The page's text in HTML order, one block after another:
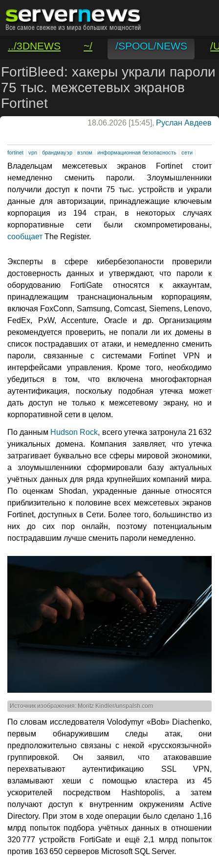
../3DNEWS ~/ /SPOOL/NEWS
/
/VAR/CONTACT
FortiBleed: хакеры украли пароли
75 тыс. межсетевых экранов
Fortinet
18.06.2026 [15:45], Руслан Авдеев
fortinet vpn брандмауэр взлом информационная безопасность сети
Владельцам межсетевых экранов Fortinet стоит
немедленно сменить пароли. Злоумышленники
получили доступ к почти 75 тыс. устройств и украли
данные для авторизации, принадлежащие ключевым
корпорация из 194 стран, в некоторых случаях
корпоративные сети были скомпрометированы,
сообщает The Register.
Эксперты в сфере кибербезопаности проверили
достоверность данных и утверждают, что пароли к
оборудованию FortiGate относятся к аккаунтам,
принадлежащим транснациональным корпорациям,
включая FoxConn, Samsung, Comcast, Siemens, Lenovo,
FedEx, PxW, Accenture, Oracle и др. Организациям
рекомендуется проверить, не попали ли их домены в
список пострадавших от атаки, и немедленно сменить
пароли, связанные с системами Fortinet VPN и
интерфейсами управления. Кроме того, необходимо
убедиться в том, что включена многофакторная
аутентификация, поскольку подобная утечка может
дать доступ не только к межсетевому экрану, но и
корпоративной сети в целом.
По данным Hudson Rock, всего утечка затронула 21 632
уникальных домена. Компания заявляет, что утечка
затрагивает буквально все сферы мировой экономики,
а злоумышленники сформировали базу актуальных
учётных данных для ряда крупнейших компаний мира.
По оценкам Shodan, украденные данные относятся
приблизительно к половине всех межсетевых экранов
Fortinet, доступных в Сети. Более того, большинство из
них до сих пор онлайн, поэтому потенциальным
пострадавшим лучше сменить пароли немедленно.
Источник изображения: Moritz Kindler/unspalsh.com
По словам исследователя Volodymyr «Bob» Diachenko,
первым обнаружившим следы атак, они
предположительно связаны с некой «русскоязычной»
группировкой. Он заявил, что атаковавшие
перехватывают аутентификацию SSL VPN,
взламывают хеши с помощью кластера из 45
ускорителей посредством Hashtopolis, а затем
получают доступ к внутренним окружениям Active
Directory. При этом в ходе операции было сделано 1,16
млрд попыток подбора учётных данных в отношении
320 777 устройств FortiGate и ещё 2,1 млрд попыток
против 163 650 серверов Microsoft SQL Server.